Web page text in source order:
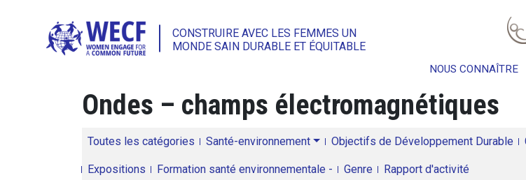
CONSTRUIRE AVEC LES FEMMES UN
MONDE SAIN DURABLE ET ÉQUITABLE
NOUS CONNAÎTRE
Ondes – champs électromagnétiques
Toutes les catégories Santé-environnement Objectifs de Développement Durable
Expositions Formation santé environnementale - Genre Rapport d'activité